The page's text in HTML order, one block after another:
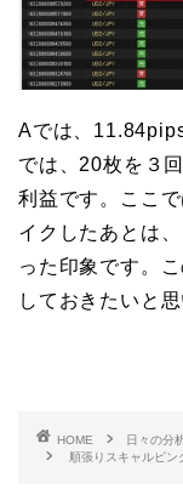
Aでは、
では、20枚を３
利益です。ここ
イクしたあとは
った印象です。
しておきたいと思
HOME 日々の分
順張りスキャルピン